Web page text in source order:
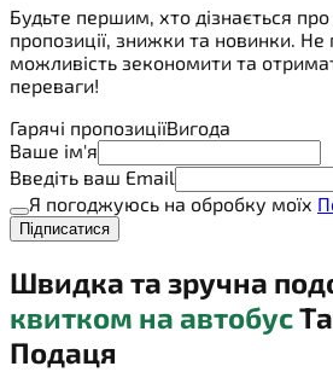
Будьте першим, хто дізнається про
пропозиції, знижки та новинки. Не
можливість зекономити та
переваги!
Гарячі пропозиціїВигода
Ваше ім'я
Введіть ваш Email
Я погоджуюсь на обробку моїх
Підписатися
Швидка та зручна
квитком на автобус
Подаця